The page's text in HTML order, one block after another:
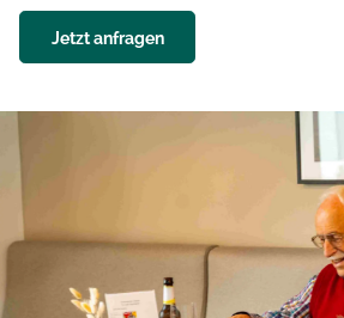
Jetzt anfragen